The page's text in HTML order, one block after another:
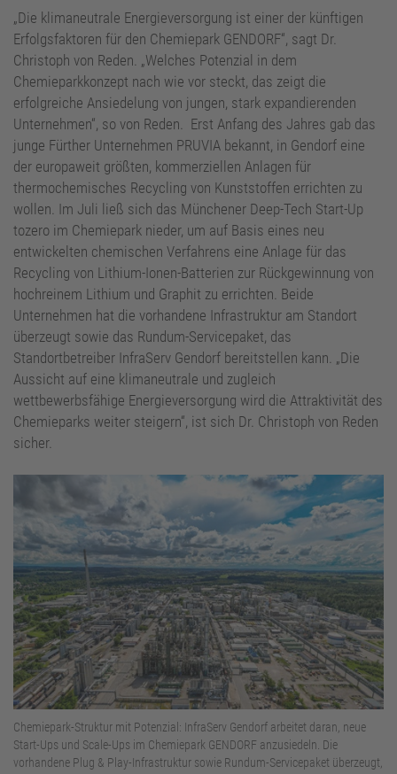
„Die klimaneutrale Energieversorgung ist einer der künftigen
Erfolgsfaktoren für den Chemiepark GENDORF“, sagt Dr.
Christoph von Reden. „Welches Potenzial in dem
Chemieparkkonzept nach wie vor steckt, das zeigt die
erfolgreiche Ansiedelung von jungen, stark expandierenden
Unternehmen“, so von Reden. Erst Anfang des Jahres gab das
junge Fürther Unternehmen PRUVIA bekannt, in Gendorf eine
der europaweit größten, kommerziellen Anlagen für
thermochemisches Recycling von Kunststoffen errichten zu
wollen. Im Juli ließ sich das Münchener Deep-Tech Start-Up
tozero im Chemiepark nieder, um auf Basis eines neu
entwickelten chemischen Verfahrens eine Anlage für das
Recycling von Lithium-Ionen-Batterien zur Rückgewinnung von
hochreinem Lithium und Graphit zu errichten. Beide
Unternehmen hat die vorhandene Infrastruktur am Standort
überzeugt sowie das Rundum-Servicepaket, das
Standortbetreiber InfraServ Gendorf bereitstellen kann. „Die
Aussicht auf eine klimaneutrale und zugleich
wettbewerbsfähige Energieversorgung wird die Attraktivität des
Chemieparks weiter steigern“, ist sich Dr. Christoph von Reden
sicher.
Chemiepark-Struktur mit Potenzial: InfraServ Gendorf arbeitet daran, neue
Start-Ups und Scale-Ups im Chemiepark GENDORF anzusiedeln. Die
vorhandene Plug & Play-Infrastruktur sowie Rundum-Servicepaket überzeugt,